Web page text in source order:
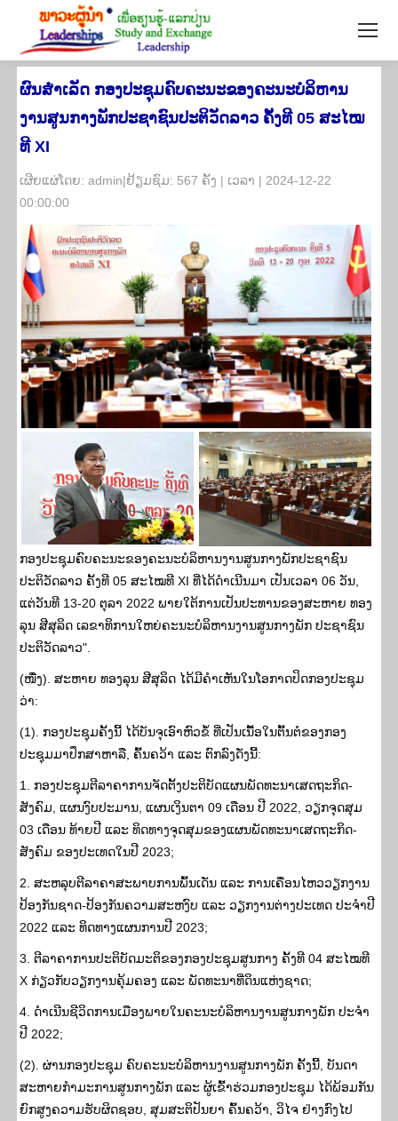
ຜົນສຳເລັດ ກອງປະຊຸມຄົບຄະນະຂອງຄະນະບໍລິຫານ
ງານສູນກາງພັກປະຊາຊົນປະຕິວັດລາວ ຄັ້ງທີ 05 ສະໄໝ
ທີ XI
​ເຜີຍ​ແຜ່​ໂດຍ: admin|ຢ້ຽມ​ຊົມ: 567 ຄັ້ງ | ເວ​ລາ | 2024-12-22
00:00:00
ກອງປະຊຸມຄົບຄະນະຂອງຄະນະບໍລິຫານງານສູນກາງພັກປະຊາຊົນ
ປະຕິວັດລາວ ຄັ້ງທີ 05 ສະໄໝທີ XI ທີ່ໄດ້ດໍາເນີນມາ ເປັນເວລາ 06 ວັນ,
ແຕ່ວັນທີ 13-20 ຕຸລາ 2022 ພາຍໃຕ້ການເປັນປະທານຂອງສະຫາຍ ທອງ
ລຸນ ສີສຸລິດ ເລຂາທິການໃຫຍ່ຄະນະບໍລິຫານງານສູນກາງພັກ ປະຊາຊົນ
ປະຕິວັດລາວ".
(ໜື່ງ). ສະຫາຍ ທອງລຸນ ສີສຸລິດ ໄດ້ມີຄໍາເຫັນໃນໂອກາດປິດກອງປະຊຸມ
ວ່າ:
(1). ກອງປະຊຸມຄັ້ງນີ້ ໄດ້ບັນຈຸເອົາຫົວຂໍ້ ທີ່ເປັນເນື້ອໃນຕົ້ນຕໍຂອງກອງ
ປະຊຸມມາປຶກສາຫາລື, ຄົ້ນຄວ້າ ແລະ ຕົກລົງດັ່ງນີ້:
1. ກອງປະຊຸມຕີລາຄາການຈັດຕັ້ງປະຕິບັດແຜນພັດທະນາເສດຖະກິດ-
ສັງຄົມ, ແຜນງົບປະມານ, ແຜນເງິນຕາ 09 ເດືອນ ປີ 2022, ວຽກຈຸດສຸມ
03 ເດືອນ ທ້າຍປີ ແລະ ທິດທາງຈຸດສຸມຂອງແຜນພັດທະນາເສດຖະກິດ-
ສັງຄົມ ຂອງປະເທດໃນປີ 2023;
2. ສະຫລຸບຕີລາຄາສະພາບການພົ້ນເດັ່ນ ແລະ ການເຄື່ອນໄຫວວຽກງານ
ປ້ອງກັນຊາດ-ປ້ອງກັນຄວາມສະຫງົບ ແລະ ວຽກງານຕ່າງປະເທດ ປະຈໍາປີ
2022 ແລະ ທິດທາງແຜນການປີ 2023;
3. ຕີລາຄາການປະຕິບັດມະຕິຂອງກອງປະຊຸມສູນກາງ ຄັ້ງທີ 04 ສະໄໝທີ
X ກ່ຽວກັບວຽກງານຄຸ້ມຄອງ ແລະ ພັດທະນາທີ່ດິນແຫ່ງຊາດ;
4. ດໍາເນີນຊີວິດການເມືອງພາຍໃນຄະນະບໍລິຫານງານສູນກາງພັກ ປະຈໍາ
ປີ 2022;
(2). ຜ່ານກອງປະຊຸມ ຄົບຄະນະບໍລິຫານງານສູນກາງພັກ ຄັ້ງນີ້, ບັນດາ
ສະຫາຍກຳມະການສູນກາງພັກ ແລະ ຜູ້ເຂົ້າຮ່ວມກອງປະຊຸມ ໄດ້ພ້ອມກັນ
ຍົກສູງຄວາມຮັບຜິດຊອບ, ສຸມສະຕິປັນຍາ ຄົ້ນຄວ້າ, ວິໄຈ ຢ່າງກົງໄປ